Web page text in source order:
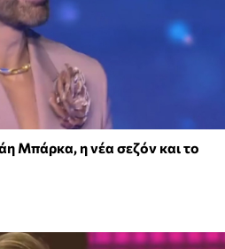
Μπάρκα, η νέα σεζόν και το